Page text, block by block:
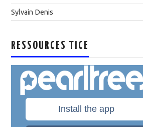
Sylvain Denis
RESSOURCES TICE